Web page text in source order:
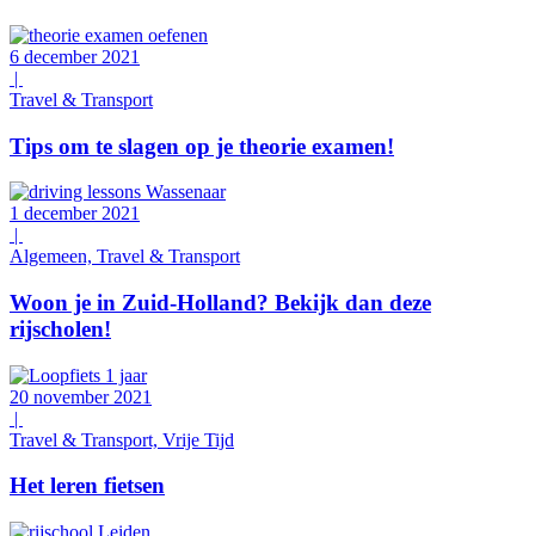
6 december 2021
|
Travel & Transport
Tips om te slagen op je theorie examen!
1 december 2021
|
Algemeen, Travel & Transport
Woon je in Zuid-Holland? Bekijk dan deze
rijscholen!
20 november 2021
|
Travel & Transport, Vrije Tijd
Het leren fietsen